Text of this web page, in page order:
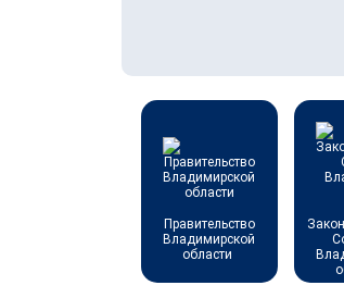
Правительство
Владимирской
области